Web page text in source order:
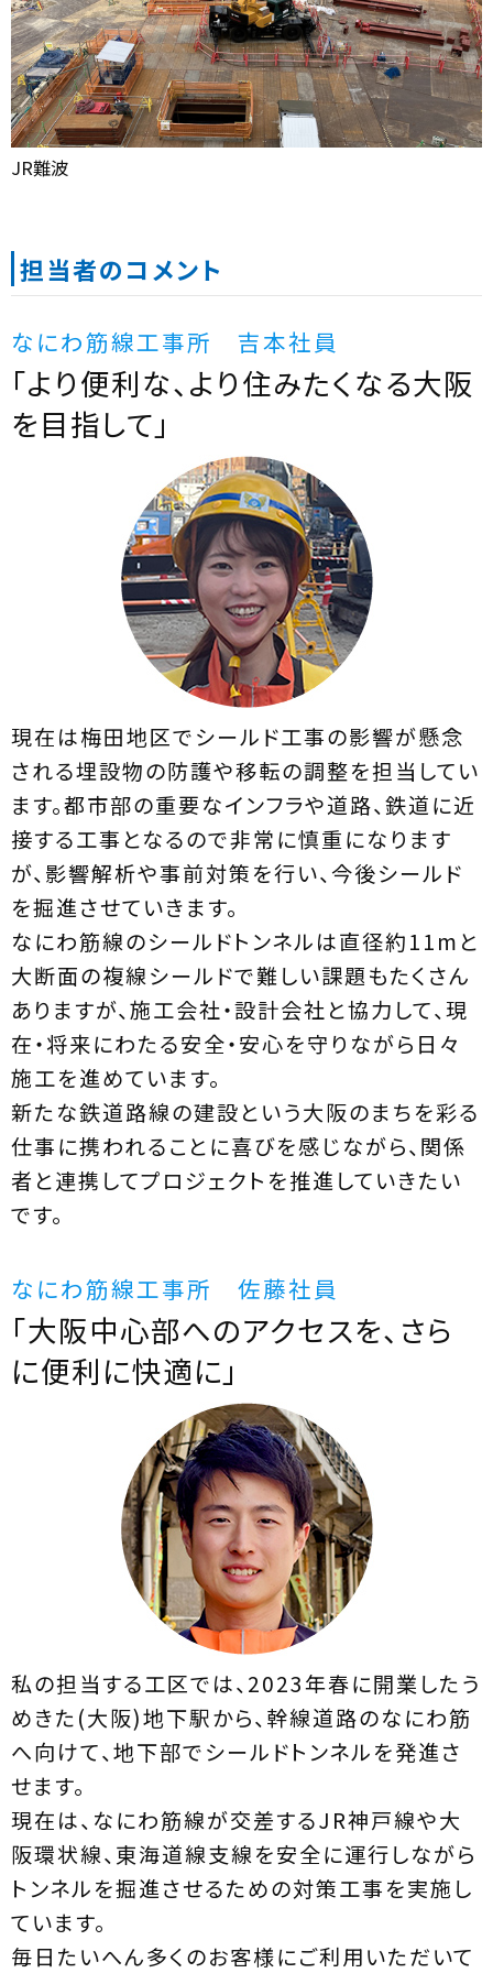
JR難波
担当者のコメント
なにわ筋線工事所 吉本社員
「より便利な、より住みたくなる大阪
を目指して」
現在は梅田地区でシールド工事の影響が懸念
される埋設物の防護や移転の調整を担当してい
ます。都市部の重要なインフラや道路、鉄道に近
接する工事となるので非常に慎重になります
が、影響解析や事前対策を行い、今後シールド
を掘進させていきます。
なにわ筋線のシールドトンネルは直径約11mと
大断面の複線シールドで難しい課題もたくさん
ありますが、施工会社・設計会社と協力して、現
在・将来にわたる安全・安心を守りながら日々
施工を進めています。
新たな鉄道路線の建設という大阪のまちを彩る
仕事に携われることに喜びを感じながら、関係
者と連携してプロジェクトを推進していきたい
です。
なにわ筋線工事所 佐藤社員
「大阪中心部へのアクセスを、さら
に便利に快適に」
私の担当する工区では、2023年春に開業したう
めきた(大阪)地下駅から、幹線道路のなにわ筋
へ向けて、地下部でシールドトンネルを発進さ
せます。
現在は、なにわ筋線が交差するJR神戸線や大
阪環状線、東海道線支線を安全に運行しながら
トンネルを掘進させるための対策工事を実施し
ています。
毎日たいへん多くのお客様にご利用いただいて